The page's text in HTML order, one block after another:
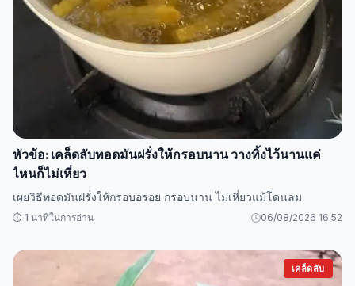
หัวข้อ: เคล็ดลับทอดมันฝรั่งให้กรอบนาน วางทิ้งไว้นานแค่
ไหนก็ไม่เหี่ยว
เผยวิธีทอดมันฝรั่งให้กรอบอร่อย กรอบนาน ไม่เหี่ยวแม้โดนลม
⏱️ 1 นาทีในการอ่าน 06/08/2026 16:52
เคล็ดลับ